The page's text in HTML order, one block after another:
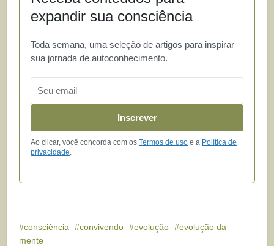
expandir sua consciência
Toda semana, uma seleção de artigos para inspirar
sua jornada de autoconhecimento.
Inscrever
Ao clicar, você concorda com osTermos de uso e a Política de
privacidade
consciência convivendo evolução
evolução da
mente